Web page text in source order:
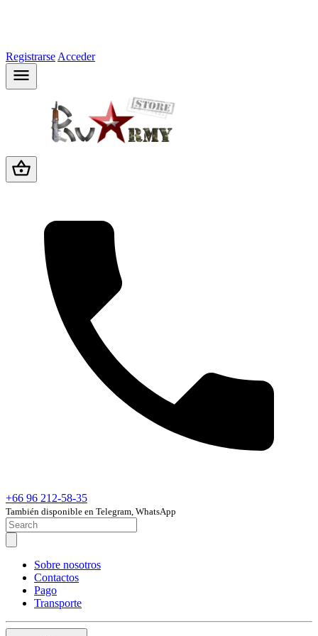
Registrarse Acceder
+66 96 212-58-35
También disponible en Telegram, WhatsApp
Sobre nosotros
Contactos
Pago
Transporte